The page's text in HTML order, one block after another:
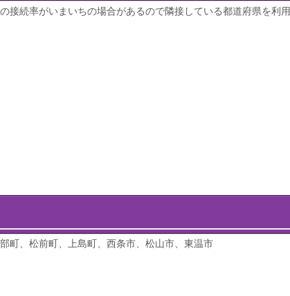
接続率がいまいちの場合があるので隣接している都道府県を利用
町、松前町、上島町、西条市、松山市、東温市